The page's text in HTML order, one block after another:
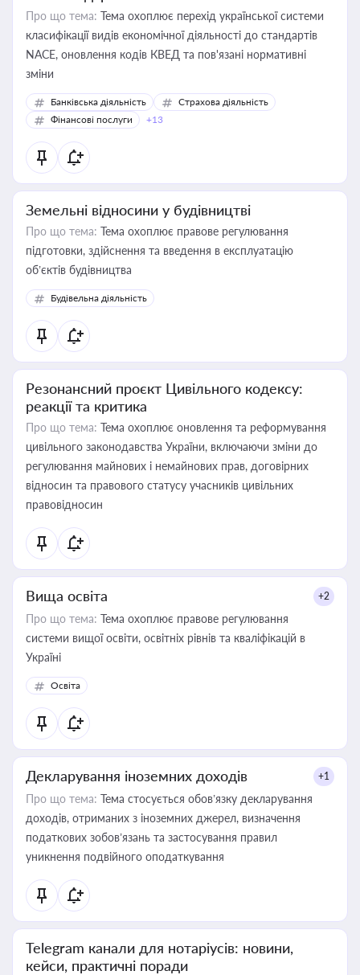
Про що тема: Тема охоплює перехід української системи
класифікації видів економічної діяльності до стандартів
NACE, оновлення кодів КВЕД та пов'язані нормативні
зміни
Банківська діяльність
Страхова діяльність
Фінансові послуги
+13
Земельні відносини у будівництві
Про що тема: Тема охоплює правове регулювання
підготовки, здійснення та введення в експлуатацію
об’єктів будівництва
Будівельна діяльність
Резонансний проєкт Цивільного кодексу:
реакції та критика
Про що тема: Тема охоплює оновлення та реформування
цивільного законодавства України, включаючи зміни до
регулювання майнових і немайнових прав, договірних
відносин та правового статусу учасників цивільних
правовідносин
Вища освіта +2
Про що тема: Тема охоплює правове регулювання
системи вищої освіти, освітніх рівнів та кваліфікацій в
Україні
Освіта
Декларування іноземних доходів +1
Про що тема: Тема стосується обов’язку декларування
доходів, отриманих з іноземних джерел, визначення
податкових зобов’язань та застосування правил
уникнення подвійного оподаткування
Telegram канали для нотаріусів: новини,
кейси, практичні поради